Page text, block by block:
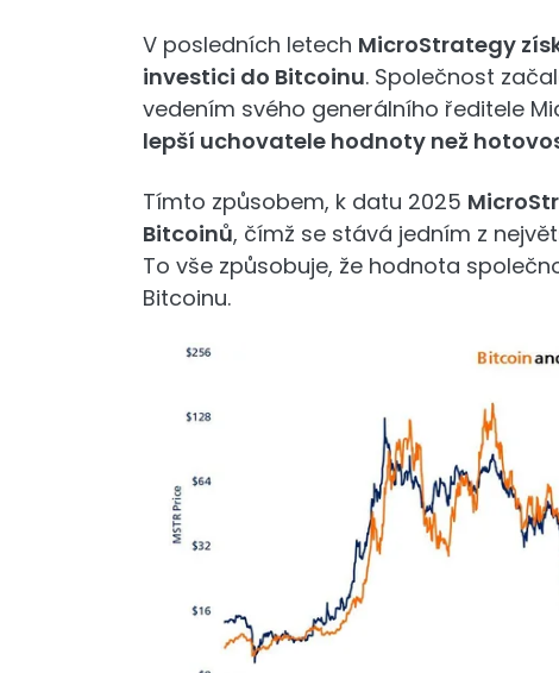
V posledních letech MicroStrategy
investici do Bitcoinu. Společnost
vedením svého generálního ředitele
lepší uchovatele hodnoty než
Tímto způsobem, k datu 2025
Bitcoinů, čímž se stává jedním z
To vše způsobuje, že hodnota
Bitcoinu.